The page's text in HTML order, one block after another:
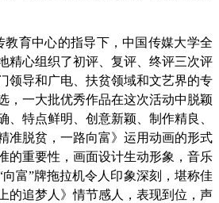
教育中心的指导下，中国传媒大学全
精心组织了初评、复评、终评三次评
领导和广电、扶贫领域和文艺界的专
，一大批优秀作品在这次活动中脱颖
、特点鲜明、创意新颖、制作精良、
准脱贫，一路向富》运用动画的形式
的重要性，画面设计生动形象，音乐
富”牌拖拉机令人印象深刻，堪称佳
的追梦人》情节感人，表现到位，声